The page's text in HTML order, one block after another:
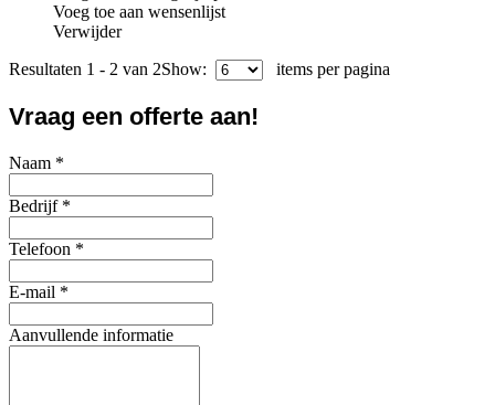
Voeg toe aan wensenlijst
Verwijder
Resultaten 1 - 2 van 2Show: items per pagina
Vraag een offerte aan!
Naam *
Bedrijf *
Telefoon *
E-mail *
Aanvullende informatie